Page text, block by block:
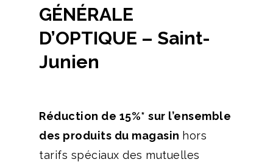
GÉNÉRALE
D’OPTIQUE – Saint-
Junien
Réduction de 15%* sur l’ensemble
des produits du magasin hors
tarifs spéciaux des mutuelles